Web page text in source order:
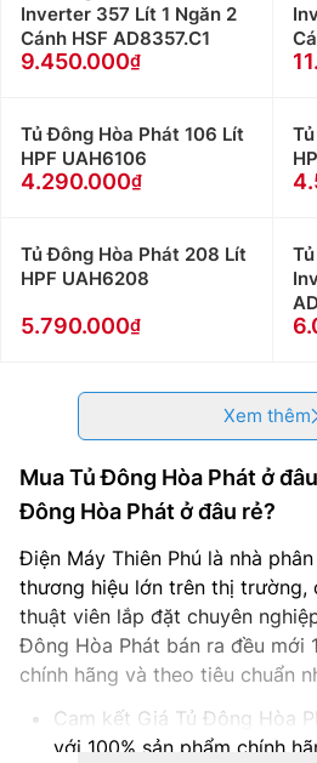
Inverter 357 Lít 1 Ngăn 2
Cánh HSF AD8357.C1
9.450.000
Tủ Đông Hòa Phát 106 Lít
HPF UAH6106
4.290.000
Tủ Đông Hòa Phát 208 Lít
HPF UAH6208
5.790.000
Xem thêm
Mua Tủ Đông Hòa Phát ở
Đông Hòa Phát ở đâu rẻ?
Điện Máy Thiên Phú là nhà
thương hiệu lớn trên thị trường,
thuật viên lắp đặt chuyên
Đông Hòa Phát bán ra đều mới
chính hãng và theo tiêu chuẩn
Cam kết Giá Tủ Đông Hòa
với 100% sản phẩm chính